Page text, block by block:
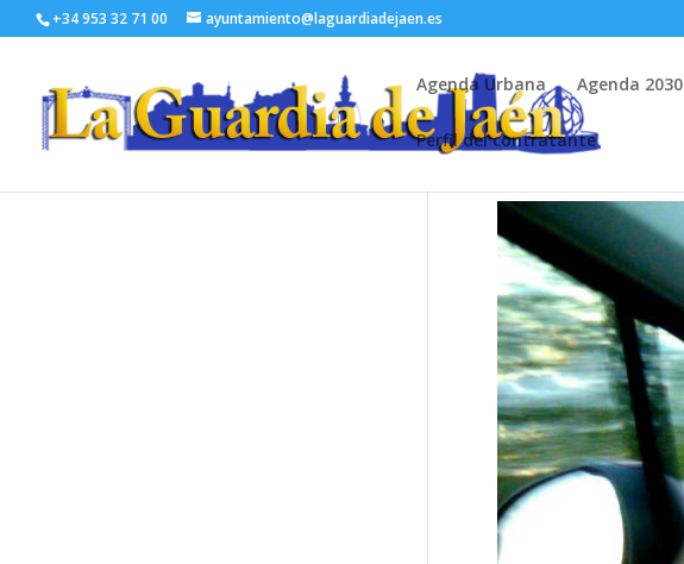
+34 953 32 71 00 ayuntamiento@laguardiadejaen.es
Agenda Urbana Agenda 2030
Perfil del contratante